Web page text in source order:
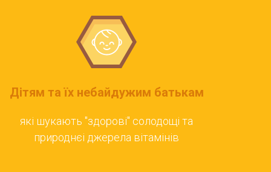
Дітям та їх небайдужим батькам
які шукають "здорові" солодощі та
природнєі джерела вітамінів